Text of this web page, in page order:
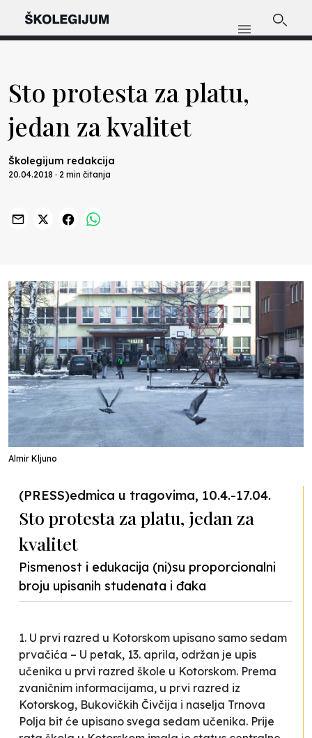
Sto protesta za platu,
jedan za kvalitet
Školegijum redakcija
20.04.2018 · 2 min čitanja
Almir Kljuno
(PRESS)edmica u tragovima, 10.4.-17.04.
Sto protesta za platu, jedan za
kvalitet
Pismenost i edukacija (ni)su proporcionalni
broju upisanih studenata i đaka
1. U prvi razred u Kotorskom upisano samo sedam
prvačića – U petak, 13. aprila, održan je upis
učenika u prvi razred škole u Kotorskom. Prema
zvaničnim informacijama, u prvi razred iz
Kotorskog, Bukovičkih Čivčija i naselja Trnova
Polja bit će upisano svega sedam učenika. Prije